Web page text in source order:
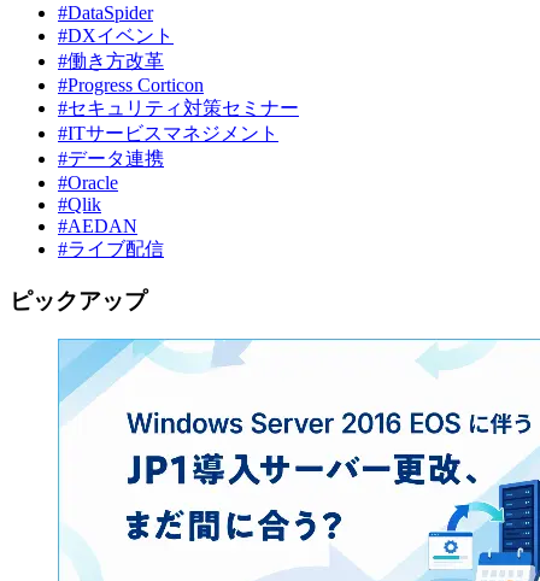
#DataSpider
#DXイベント
#働き方改革
#Progress Corticon
#セキュリティ対策セミナー
#ITサービスマネジメント
#データ連携
#Oracle
#Qlik
#AEDAN
#ライブ配信
ピックアップ